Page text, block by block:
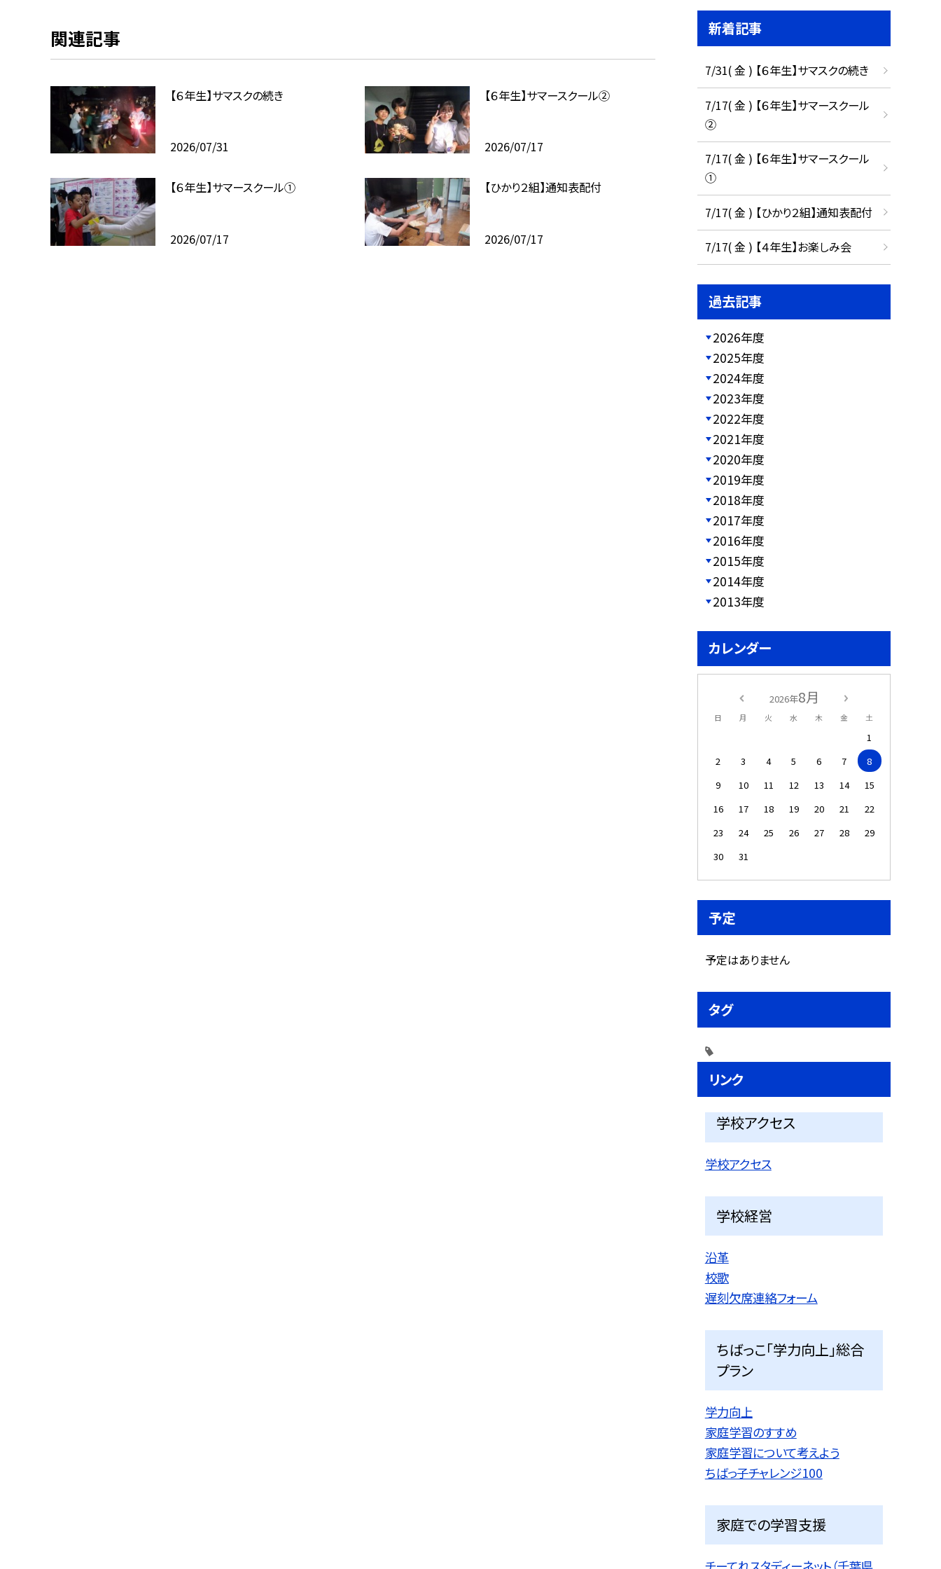
関連記事
【６年生】サマスクの続き
2026/07/31
【６年生】サマースクール②
2026/07/17
【６年生】サマースクール①
2026/07/17
【ひかり２組】通知表配付
2026/07/17
新着記事
7/31( 金 ) 【６年生】サマスクの続き
7/17( 金 ) 【６年生】サマースクール
②
7/17( 金 ) 【６年生】サマースクール
①
7/17( 金 ) 【ひかり２組】通知表配付
7/17( 金 ) 【４年生】お楽しみ会
過去記事
2026年度
2025年度
2024年度
2023年度
2022年度
2021年度
2020年度
2019年度
2018年度
2017年度
2016年度
2015年度
2014年度
2013年度
カレンダー
2026年8月
日 月 火 水 木 金 土
1
2
3 4 5 6 7
8
9
10 11 12 13 14
15
16
17 18 19 20 21
22
23
24 25 26 27 28
29
30
31
予定
予定はありません
タグ
リンク
学校アクセス
学校アクセス
学校経営
沿革
校歌
遅刻欠席連絡フォーム
ちばっこ「学力向上」総合
プラン
学力向上
家庭学習のすすめ
家庭学習について考えよう
ちばっ子チャレンジ100
家庭での学習支援